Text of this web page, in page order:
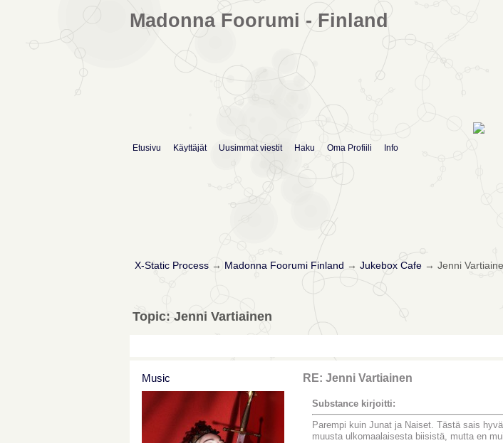
Madonna Foorumi - Finland
Etusivu Käyttäjät Uusimmat viestit Haku Oma Profiili Info
X-Static Process→ Madonna Foorumi Finland → Jukebox Cafe→ Jenni
Topic: Jenni Vartiainen
Music RE: Jenni Vartiainen
Substance kirjoitti:
Parempi kuin Junat ja Naiset. Tästä sais
muusta ulkomaalaisesta biisistä, mutta en